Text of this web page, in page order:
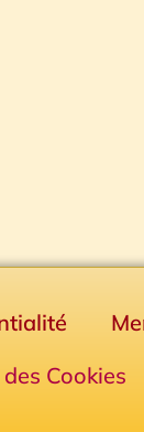
Cookies